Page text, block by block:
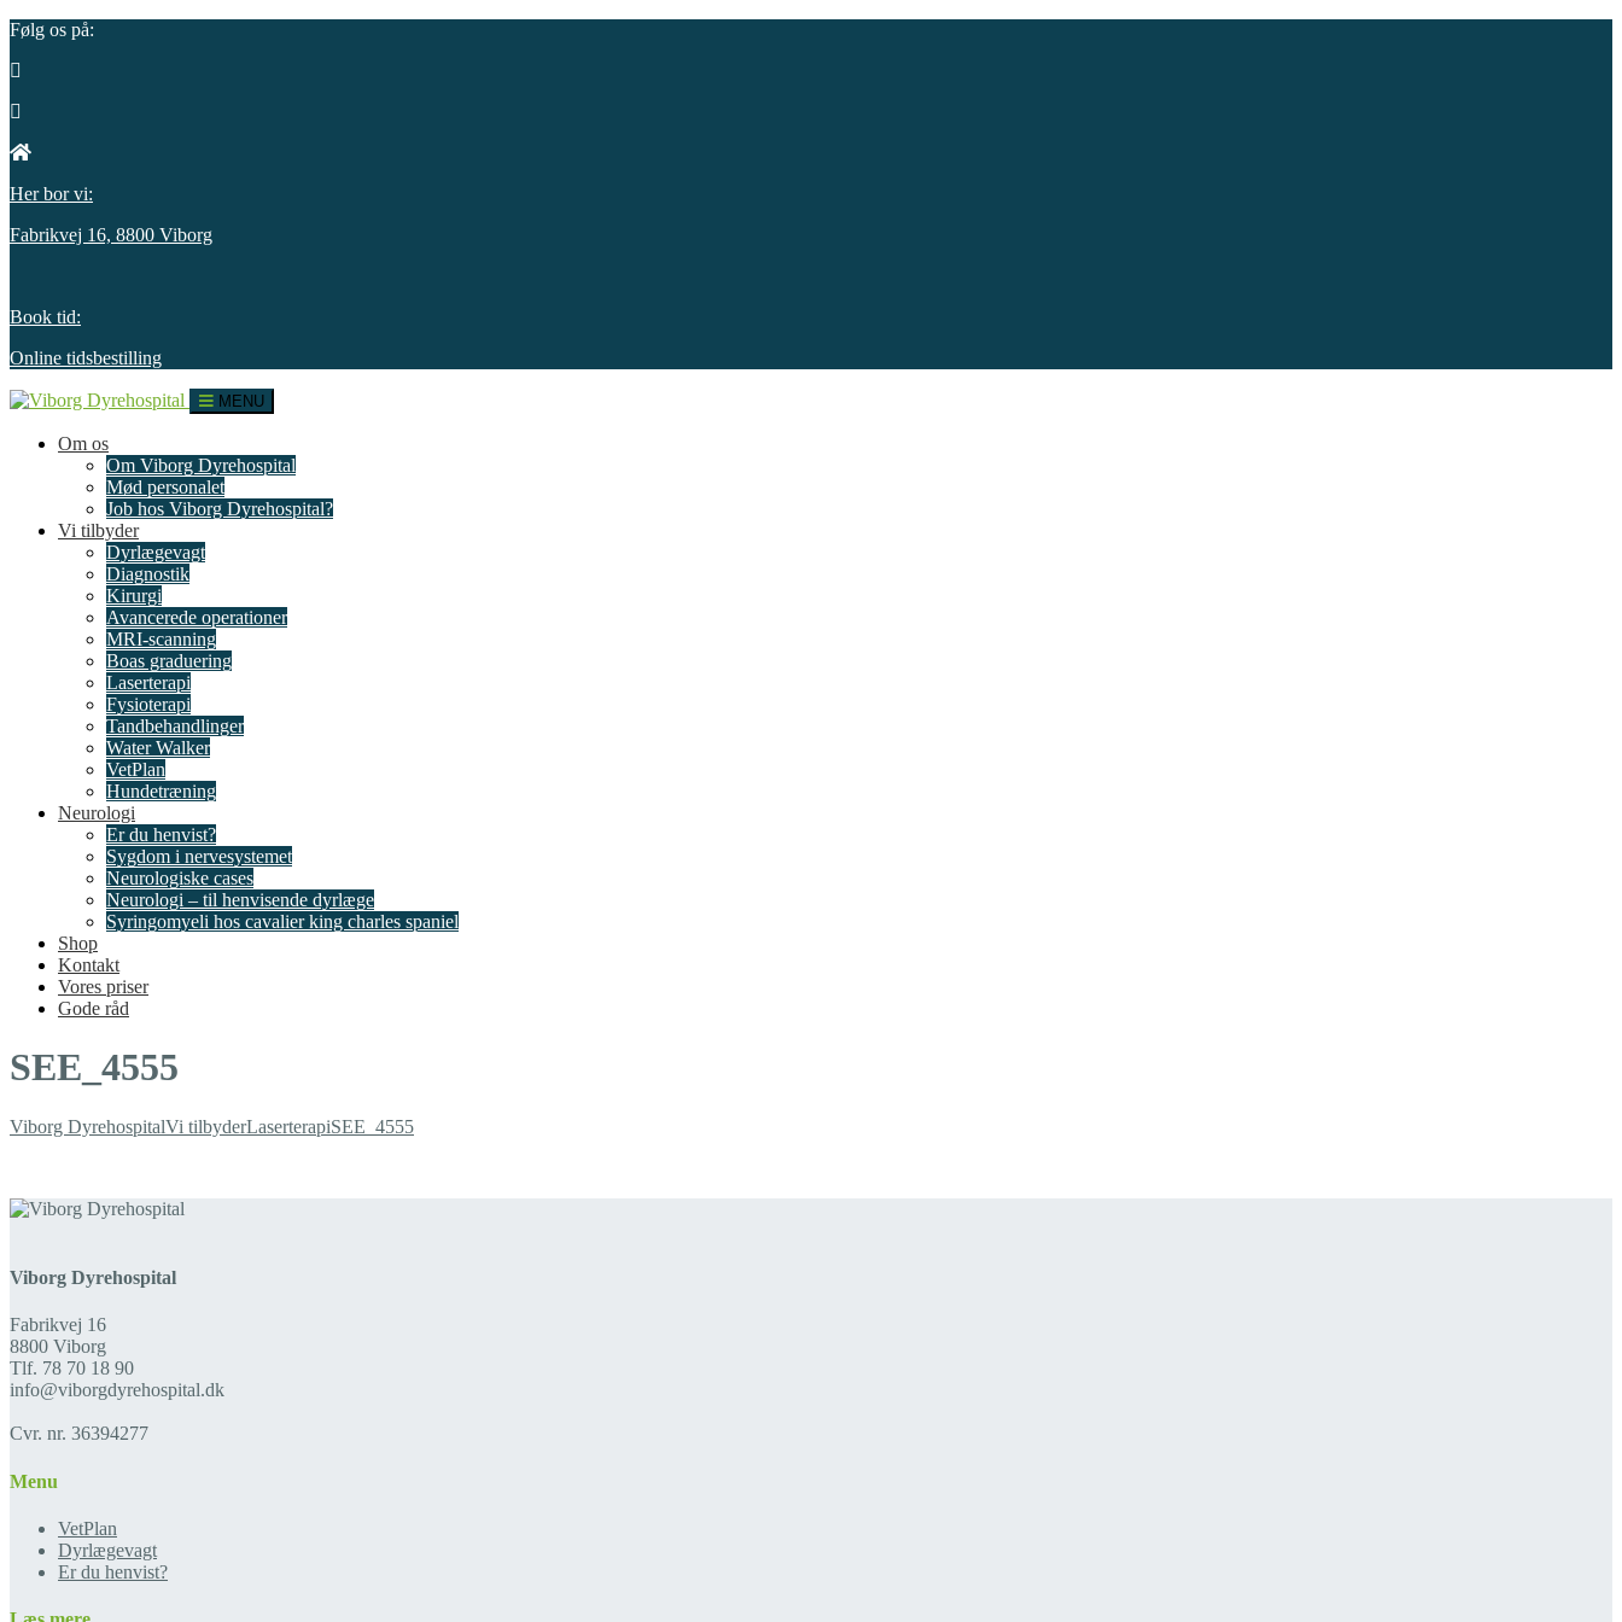
Følg os på:
Her bor vi:
Fabrikvej 16, 8800 Viborg
Book tid:
Online tidsbestilling
MENU
Om os
Om Viborg Dyrehospital
Mød personalet
Job hos Viborg Dyrehospital?
Vi tilbyder
Dyrlægevagt
Diagnostik
Kirurgi
Avancerede operationer
MRI-scanning
Boas graduering
Laserterapi
Fysioterapi
Tandbehandlinger
Water Walker
VetPlan
Hundetræning
Neurologi
Er du henvist?
Sygdom i nervesystemet
Neurologiske cases
Neurologi – til henvisende dyrlæge
Syringomyeli hos cavalier king charles spaniel
Shop
Kontakt
Vores priser
Gode råd
SEE_4555
Viborg DyrehospitalVi tilbyderLaserterapiSEE_4555
Viborg Dyrehospital
Fabrikvej 16
8800 Viborg
Tlf. 78 70 18 90
info@viborgdyrehospital.dk
Cvr. nr. 36394277
Menu
VetPlan
Dyrlægevagt
Er du henvist?